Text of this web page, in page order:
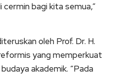
bagi kita semua,”
oleh Prof. Dr. H.
yang memperkuat
akademik. “Pada